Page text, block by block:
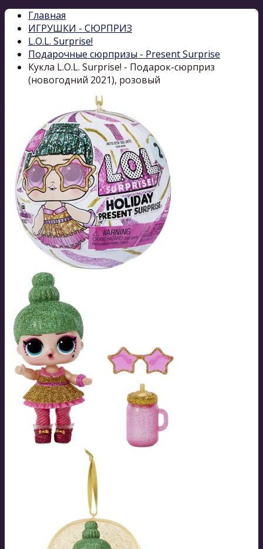
Главная
ИГРУШКИ - СЮРПРИЗ
L.O.L. Surprise!
Подарочные сюрпризы - Present Surprise
Кукла L.O.L. Surprise! - Подарок-сюрприз
(новогодний 2021), розовый